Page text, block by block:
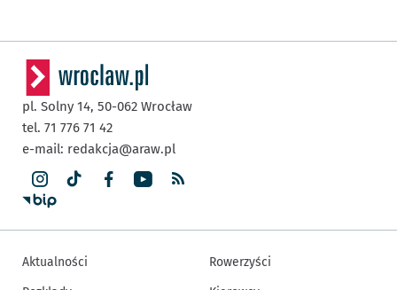
pl. Solny 14, 50-062 Wrocław
tel. 71 776 71 42
e-mail: redakcja@araw.pl
Aktualności
Rowerzyści